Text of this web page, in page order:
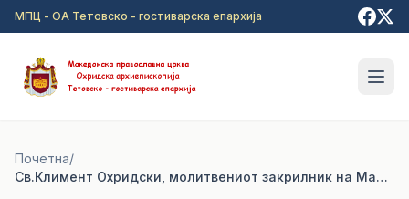
Прејди на главна содржина
МПЦ - ОА Тетовско - гостиварска епархија
Почетна/
Св.Климент Охридски, молитвениот закрилник на Македонската Православна Црква – Охридска Архиепископија